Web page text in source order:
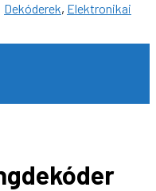
Dekóderek, Elektronikai